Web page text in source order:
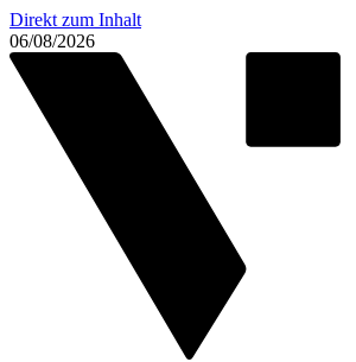
Direkt zum Inhalt
06/08/2026